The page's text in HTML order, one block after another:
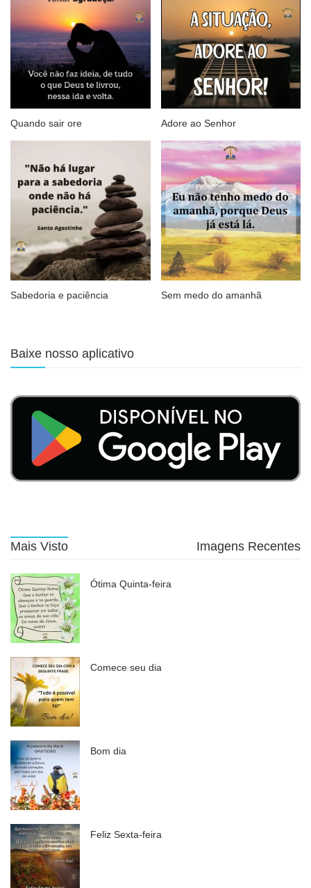
Quando sair ore Adore ao Senhor
Sabedoria e paciência Sem medo do amanhã
Baixe nosso aplicativo
Mais Visto Imagens Recentes
Ótima Quinta-feira
Comece seu dia
Bom dia
Feliz Sexta-feira